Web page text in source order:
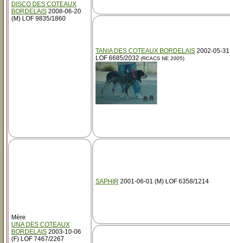
DISCO DES COTEAUX
BORDELAIS 2008-06-20
(M) LOF 9835/1860
TANIA DES COTEAUX BORDELAIS 2002-05-
LOF 6685/2032 (RCACS NE 2005)
Mère
UNA DES COTEAUX
BORDELAIS 2003-10-06
(F) LOF 7467/2267
SAPHIR 2001-06-01 (M) LOF 6358/1214